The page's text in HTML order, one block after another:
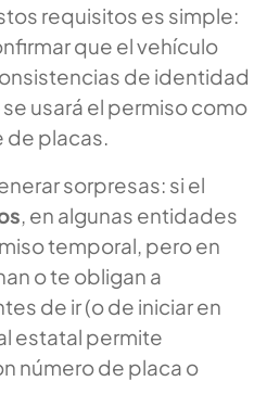
requisitos es simple:
que el vehículo
de identidad
usará el permiso como
placas.
sorpresas: si el
, en algunas entidades
temporal, pero en
o te obligan a
de ir (o de iniciar en
estatal permite
número de placa o